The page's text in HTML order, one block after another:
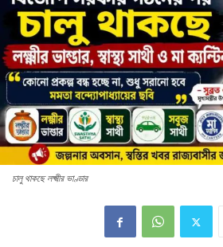
চালু থাকছে লক্ষ্মীর ভাণ্ডার